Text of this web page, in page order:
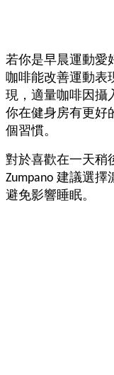
若你是早晨運動愛
咖啡能改善運動表
現，適量咖啡因攝
你在健身房有更好
個習慣。
對於喜歡在一天稍
Zumpano 建議選
避免影響睡眠。